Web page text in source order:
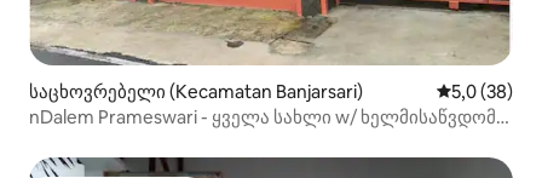
საცხოვრებელი (Kecamatan Banjarsari) საშუალო
5,0 (38)
nDalem Prameswari - ყველა სახლი w/ ხელმისაწვდომი